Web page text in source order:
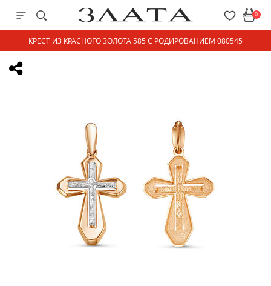
0
КРЕСТ ИЗ КРАСНОГО ЗОЛОТА 585 С РОДИРОВАНИЕМ 080545